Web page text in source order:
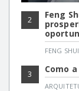
2
Feng
FENG SHUI
3 Como